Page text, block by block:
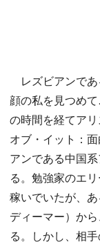
レズビアンで
顔の私を見つめ
の時間を経てア
オブ・イット：
アンである中国
る。勉強家のエ
稼いでいたが、
ディーマー）か
る。しかし、相